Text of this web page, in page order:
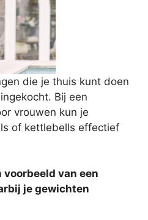
die je thuis kunt doen
Bij een
vrouwen kun je
of kettlebells effectief
voorbeeld van een
je gewichten